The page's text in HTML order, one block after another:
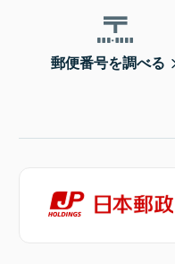
郵便番号を調べる